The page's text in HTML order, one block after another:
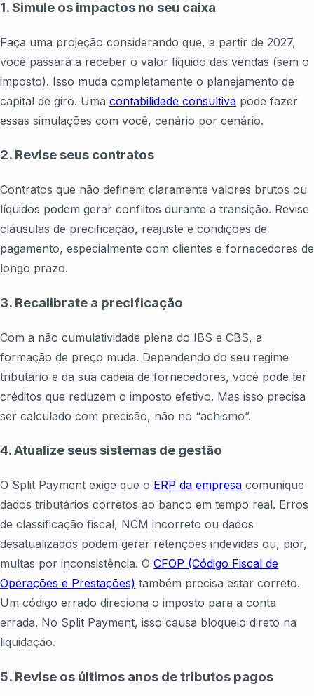
1. Simule os impactos no seu caixa
Faça uma projeção considerando que, a partir de 2027,
você passará a receber o valor líquido das vendas (sem o
imposto). Isso muda completamente o planejamento de
capital de giro. Uma contabilidade consultiva pode fazer
essas simulações com você, cenário por cenário.
2. Revise seus contratos
Contratos que não definem claramente valores brutos ou
líquidos podem gerar conflitos durante a transição. Revise
cláusulas de precificação, reajuste e condições de
pagamento, especialmente com clientes e fornecedores de
longo prazo.
3. Recalibrate a precificação
Com a não cumulatividade plena do IBS e CBS, a
formação de preço muda. Dependendo do seu regime
tributário e da sua cadeia de fornecedores, você pode ter
créditos que reduzem o imposto efetivo. Mas isso precisa
ser calculado com precisão, não no “achismo”.
4. Atualize seus sistemas de gestão
O Split Payment exige que o ERP da empresa comunique
dados tributários corretos ao banco em tempo real. Erros
de classificação fiscal, NCM incorreto ou dados
desatualizados podem gerar retenções indevidas ou, pior,
multas por inconsistência. O CFOP (Código Fiscal de
Operações e Prestações) também precisa estar correto.
Um código errado direciona o imposto para a conta
errada. No Split Payment, isso causa bloqueio direto na
liquidação.
5. Revise os últimos anos de tributos pagos